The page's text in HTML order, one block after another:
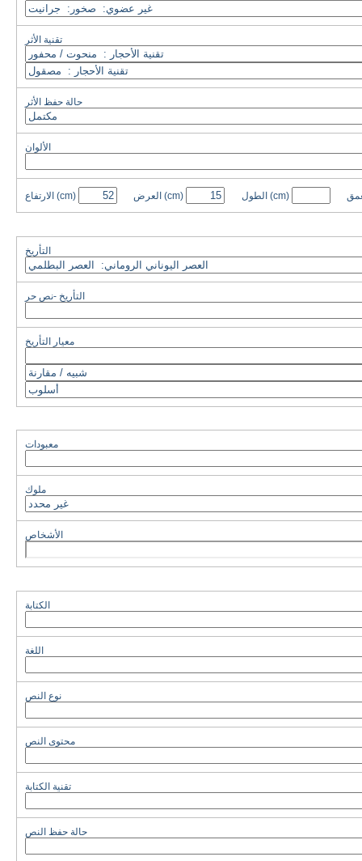
تقنية الأثر
حالة حفظ الأثر
الألوان
الارتفاع (cm) العرض (cm) الطول (cm)
التأريخ
التأريخ -نص حر
معيار التأريخ
معبودات
ملوك
الأشخاص
الكتابة
اللغة
نوع النص
محتوى النص
تقنية الكتابة
حالة حفظ النص